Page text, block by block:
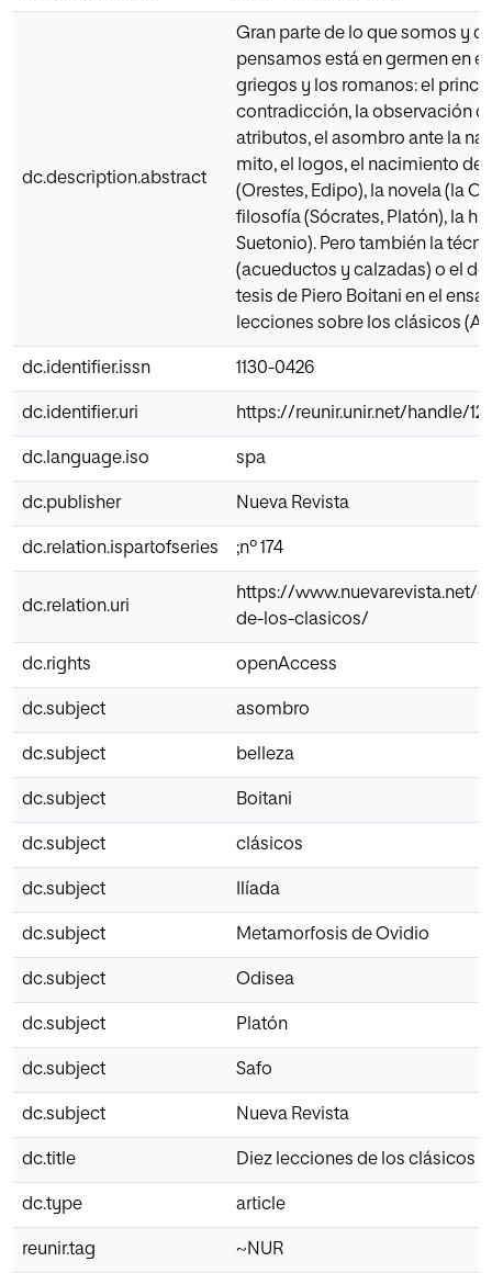
dc.description.abstract
Gran parte de lo que somos y
pensamos está en germen en
griegos y los romanos: el
contradicción, la observación
atributos, el asombro ante la
mito, el logos, el nacimiento de
(Orestes, Edipo), la novela (la
filosofía (Sócrates, Platón), la
Suetonio). Pero también la
(acueductos y calzadas) o el
tesis de Piero Boitani en el
lecciones sobre los clásicos
dc.identifier.issn 1130-0426
dc.identifier.uri https://reunir.unir.net/handle/
dc.language.iso spa
dc.publisher Nueva Revista
dc.relation.ispartofseries ;nº 174
dc.relation.uri
https://www.nuevarevista.net/
de-los-clasicos/
dc.rights openAccess
dc.subject asombro
dc.subject belleza
dc.subject Boitani
dc.subject clásicos
dc.subject Ilíada
dc.subject Metamorfosis de Ovidio
dc.subject Odisea
dc.subject Platón
dc.subject Safo
dc.subject Nueva Revista
dc.title Diez lecciones de los clásicos
dc.type article
reunir.tag ~NUR